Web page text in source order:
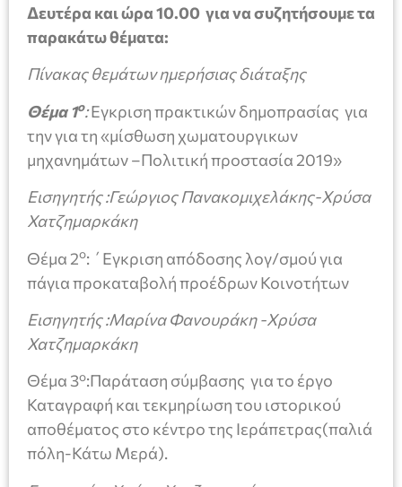
Δευτέρα και ώρα 10.00 για να συζητήσουμε τα
παρακάτω θέματα:
Πίνακας θεμάτων ημερήσιας διάταξης
Θέμα 1ο:Εγκριση πρακτικών δημοπρασίας για
την για τη «μίσθωση χωματουργικων
μηχανημάτων –Πολιτική προστασία 2019»
Εισηγητής :Γεώργιος Πανακομιχελάκης-Χρύσα
Χατζημαρκάκη
Θέμα 2ο: ΄Εγκριση απόδοσης λογ/σμού για
πάγια προκαταβολή προέδρων Κοινοτήτων
Εισηγητής :Μαρίνα Φανουράκη -Χρύσα
Χατζημαρκάκη
Θέμα 3ο:Παράταση σύμβασης για το έργο
Καταγραφή και τεκμηρίωση του ιστορικού
αποθέματος στο κέντρο της Ιεράπετρας(παλιά
πόλη-Κάτω Μερά).